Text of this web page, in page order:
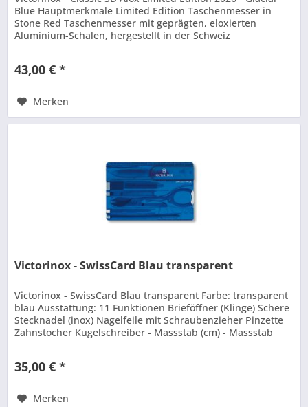
Blue Hauptmerkmale Limited Edition Taschenmesser in
Stone Red Taschenmesser mit geprägten, eloxierten
Aluminium-Schalen, hergestellt in der Schweiz
43,00 € *
Merken
Victorinox - SwissCard Blau transparent
Victorinox - SwissCard Blau transparent Farbe: transparent
blau Ausstattung: 11 Funktionen Brieföffner (Klinge) Schere
Stecknadel (inox) Nagelfeile mit Schraubenzieher Pinzette
Zahnstocher Kugelschreiber - Massstab (cm) - Massstab
35,00 € *
Merken